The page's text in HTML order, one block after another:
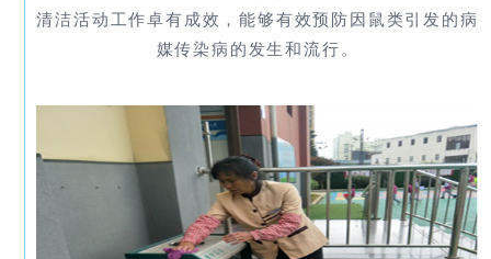
清洁活动工作卓有成效，能够有效预防因鼠类引发的病
媒传染病的发生和流行。